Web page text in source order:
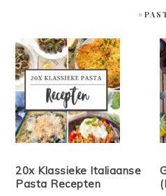
20x Klassieke Italiaanse
Pasta Recepten